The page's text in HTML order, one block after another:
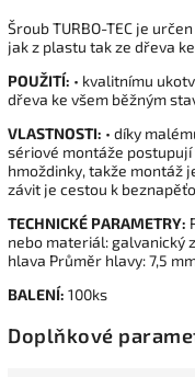
Šroub TURBO-TEC je
jak z plastu tak ze dřeva
POUŽITÍ: • kvalitnímu
dřeva ke všem běžným
VLASTNOSTI: • díky
sériové montáže postupují
hmoždinky, takže montáž
závit je cestou k
TECHNICKÉ PARAMETRY:
nebo materiál: galvanický
hlava Průměr hlavy: 7,5
BALENÍ: 100ks
Doplňkové